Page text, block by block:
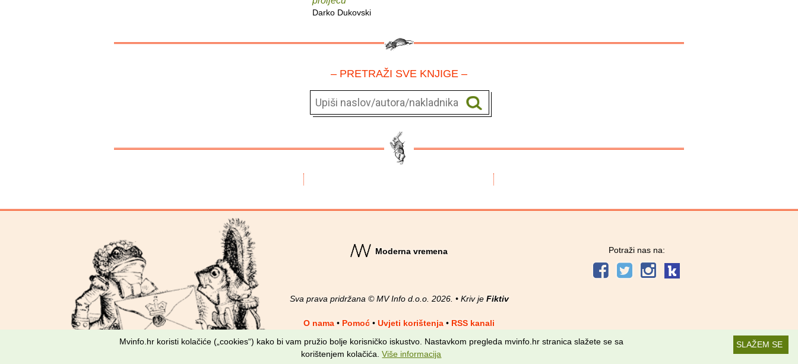
Darko Dukovski
– PRETRAŽI SVE KNJIGE –
Moderna vremena
Sva prava pridržana © MV Info d.o.o. 2026. • Kriv je Fiktiv
O nama • Pomoć • Uvjeti korištenja • RSS kanali
Potraži nas na:
SLAŽEM SE
Mvinfo.hr koristi kolačiće („cookies“) kako bi vam pružio bolje korisničko iskustvo. Nastavkom pregleda mvinfo.hr stranica slažete se sa
korištenjem kolačića.Više informacija